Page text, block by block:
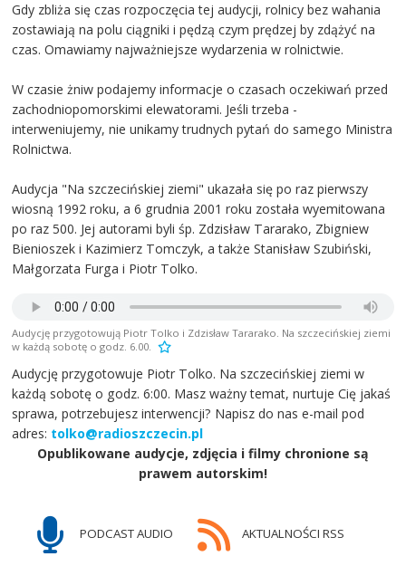
Gdy zbliża się czas rozpoczęcia tej audycji, rolnicy bez wahania
zostawiają na polu ciągniki i pędzą czym prędzej by zdążyć na
czas. Omawiamy najważniejsze wydarzenia w rolnictwie.
W czasie żniw podajemy informacje o czasach oczekiwań przed
zachodniopomorskimi elewatorami. Jeśli trzeba -
interweniujemy, nie unikamy trudnych pytań do samego Ministra
Rolnictwa.
Audycja "Na szczecińskiej ziemi" ukazała się po raz pierwszy
wiosną 1992 roku, a 6 grudnia 2001 roku została wyemitowana
po raz 500. Jej autorami byli śp. Zdzisław Tararako, Zbigniew
Bienioszek i Kazimierz Tomczyk, a także Stanisław Szubiński,
Małgorzata Furga i Piotr Tolko.
Audycję przygotowują Piotr Tolko i Zdzisław Tararako. Na szczecińskiej ziemi
w każdą sobotę o godz. 6.00.
Audycję przygotowuje Piotr Tolko. Na szczecińskiej ziemi w
każdą sobotę o godz. 6:00. Masz ważny temat, nurtuje Cię jakaś
sprawa, potrzebujesz interwencji? Napisz do nas e-mail pod
adres: tolko@radioszczecin.pl
Opublikowane audycje, zdjęcia i filmy chronione są
prawem autorskim!
PODCAST AUDIO AKTUALNOŚCI RSS